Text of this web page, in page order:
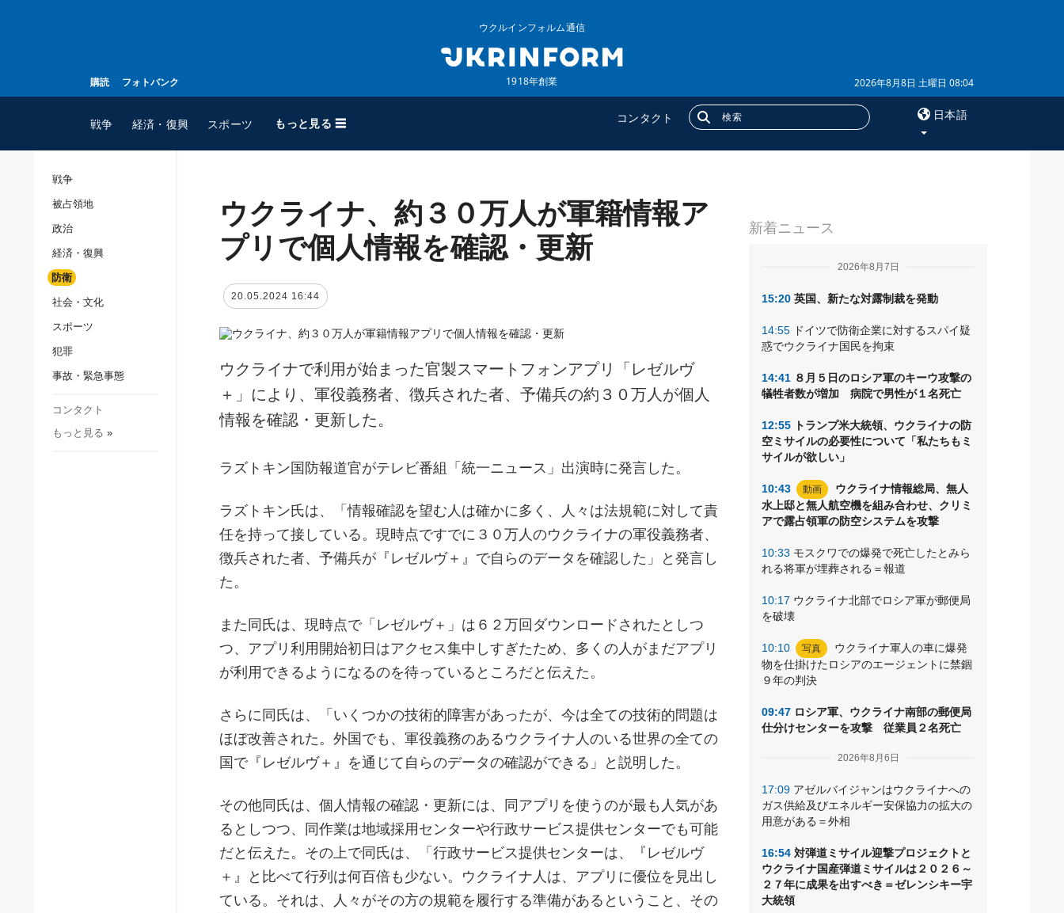
購読 フォトバンク
ウクルインフォルム通信
1918年創業 2026年8月8日 土曜日 08:04
戦争 経済・復興 スポーツ もっと見る ☰ コンタクト 日本語
スポーツ
ウクルインフォルム
ウクルインフォルムについ
て
追加
特集
インタビュー
購読
戦争
被占領地
政治
経済・復興
防衛
社会・文化
スポーツ
犯罪
事故・緊急事態
コンタクト
もっと見る »
新着ニュース
2026年8月7日
15:20 英国、新たな対露制裁を発動
14:55 ドイツで防衛企業に対するスパイ疑
惑でウクライナ国民を拘束
14:41 ８月５日のロシア軍のキーウ攻撃の
犠牲者数が増加 病院で男性が１名死亡
12:55 トランプ米大統領、ウクライナの防
空ミサイルの必要性について「私たちもミ
サイルが欲しい」
10:43 動画
ウクライナ情報総局、無人
水上邸と無人航空機を組み合わせ、クリミ
アで露占領軍の防空システムを攻撃
10:33 モスクワでの爆発で死亡したとみら
れる将軍が埋葬される＝報道
10:17 ウクライナ北部でロシア軍が郵便局
を破壊
10:10 写真
ウクライナ軍人の車に爆発
物を仕掛けたロシアのエージェントに禁錮
９年の判決
09:47 ロシア軍、ウクライナ南部の郵便局
仕分けセンターを攻撃 従業員２名死亡
2026年8月6日
17:09 アゼルバイジャンはウクライナへの
ガス供給及びエネルギー安保協力の拡大の
用意がある＝外相
16:54 対弾道ミサイル迎撃プロジェクトと
ウクライナ国産弾道ミサイルは２０２６～
２７年に成果を出すべき＝ゼレンシキー宇
大統領
ウクライナ、約３０万人が軍籍情報ア
プリで個人情報を確認・更新
20.05.2024 16:44
ウクライナで利用が始まった官製スマートフォンアプリ「レゼルヴ
＋」により、軍役義務者、徴兵された者、予備兵の約３０万人が個人
情報を確認・更新した。
ラズトキン国防報道官がテレビ番組「統一ニュース」出演時に発言した。
ラズトキン氏は、「情報確認を望む人は確かに多く、人々は法規範に対して責
任を持って接している。現時点ですでに３０万人のウクライナの軍役義務者、
徴兵された者、予備兵が『レゼルヴ＋』で自らのデータを確認した」と発言し
た。
また同氏は、現時点で「レゼルヴ＋」は６２万回ダウンロードされたとしつ
つ、アプリ利用開始初日はアクセス集中しすぎたため、多くの人がまだアプリ
が利用できるようになるのを待っているところだと伝えた。
さらに同氏は、「いくつかの技術的障害があったが、今は全ての技術的問題は
ほぼ改善された。外国でも、軍役義務のあるウクライナ人のいる世界の全ての
国で『レゼルヴ＋』を通じて自らのデータの確認ができる」と説明した。
その他同氏は、個人情報の確認・更新には、同アプリを使うのが最も人気があ
るとしつつ、同作業は地域採用センターや行政サービス提供センターでも可能
だと伝えた。その上で同氏は、「行政サービス提供センターは、『レゼルヴ
＋』と比べて行列は何百倍も少ない。ウクライナ人は、アプリに優位を見出し
ている。それは、人々がその方の規範を履行する準備があるということ、その